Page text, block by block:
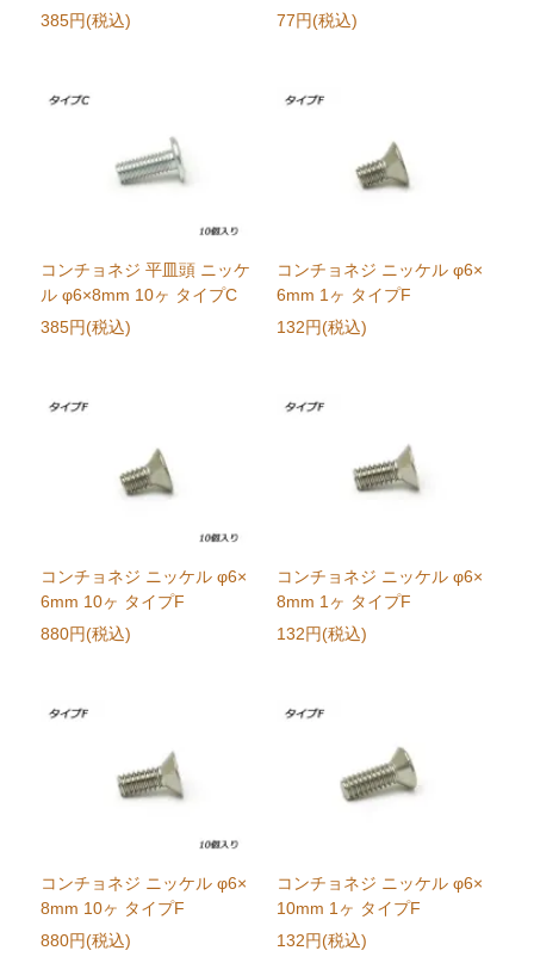
385円(税込)
77円(税込)
コンチョネジ 平皿頭 ニッケ
ル φ6×8mm 10ヶ タイプC
385円(税込)
コンチョネジ ニッケル φ6×
6mm 1ヶ タイプF
132円(税込)
コンチョネジ ニッケル φ6×
6mm 10ヶ タイプF
880円(税込)
コンチョネジ ニッケル φ6×
8mm 1ヶ タイプF
132円(税込)
コンチョネジ ニッケル φ6×
8mm 10ヶ タイプF
880円(税込)
コンチョネジ ニッケル φ6×
10mm 1ヶ タイプF
132円(税込)